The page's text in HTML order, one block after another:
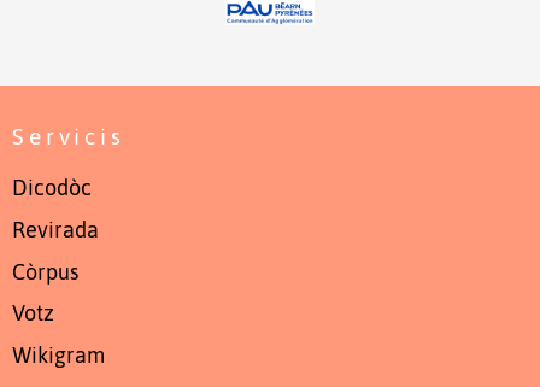
Servicis
Dicodòc
Revirada
Còrpus
Votz
Wikigram